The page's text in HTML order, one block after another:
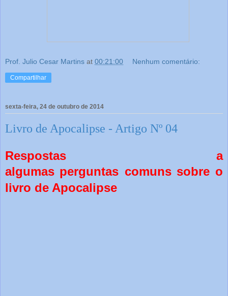
Prof. Julio Cesar Martins at 00:21:00 Nenhum comentário:
Compartilhar
sexta-feira, 24 de outubro de 2014
Livro de Apocalipse - Artigo Nº 04
Respostas a
algumas perguntas comuns sobre o
livro de Apocalipse